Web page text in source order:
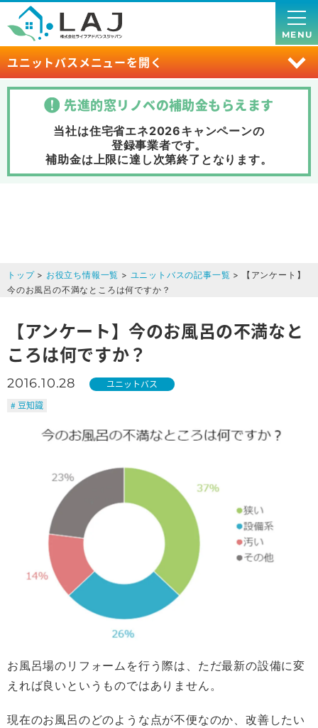
ユニットバスメニューを開く
MENU
先進的窓リノベの補助金もらえます
当社は住宅省エネ2026キャンペーンの
登録事業者です。
補助金は上限に達し次第終了 となります。
トップ> お役立ち情報一覧 > ユニットバスの記事一覧 > 【アンケート】
今のお風呂の不満なところは何ですか？
【アンケート】今のお風呂の不満なと
ころは何ですか？
2016.10.28
ユニットバス
# 豆知識
お風呂場のリフォームを行う際は、ただ最新の設備に変
えれば良いというものではありません。
現在のお風呂のどのような点が不便なのか、改善したい